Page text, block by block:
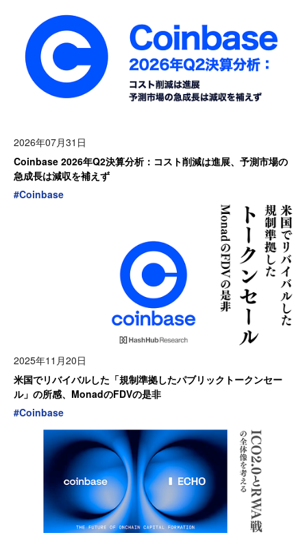
2026年07月31日
Coinbase 2026年Q2決算分析：コスト削減は進展、予測市場の
急成長は減収を補えず
#Coinbase
2025年11月20日
米国でリバイバルした「規制準拠したパブリックトークンセー
ル」の所感、MonadのFDVの是非
#Coinbase